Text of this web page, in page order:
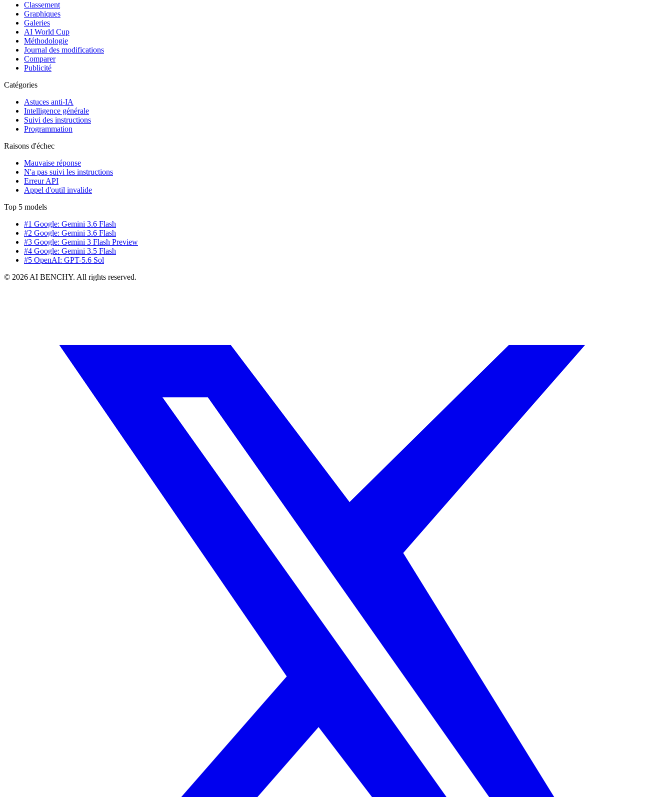
Classement
Graphiques
Galeries
AI World Cup
Méthodologie
Journal des modifications
Comparer
Publicité
Catégories
Astuces anti-IA
Intelligence générale
Suivi des instructions
Programmation
Raisons d'échec
Mauvaise réponse
N'a pas suivi les instructions
Erreur API
Appel d'outil invalide
Top 5 models
#1 Google: Gemini 3.6 Flash
#2 Google: Gemini 3.6 Flash
#3 Google: Gemini 3 Flash Preview
#4 Google: Gemini 3.5 Flash
#5 OpenAI: GPT-5.6 Sol
© 2026 AI BENCHY. All rights reserved.